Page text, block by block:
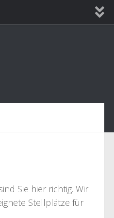
Sie hier richtig. Wir
Stellplätze für